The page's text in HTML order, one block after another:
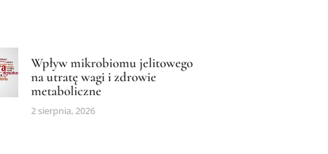
Wpływ mikrobiomu jelitowego
na utratę wagi i zdrowie
metaboliczne
2 sierpnia, 2026